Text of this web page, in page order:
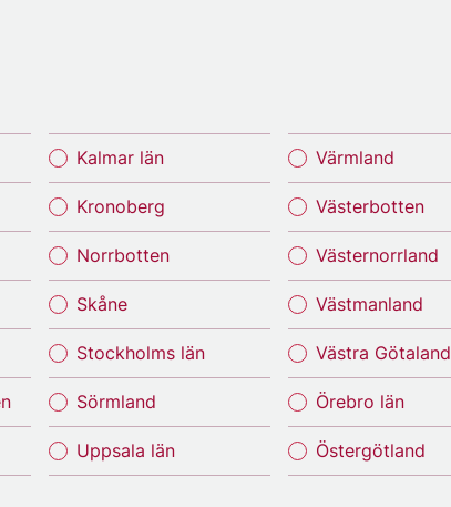
Kalmar län
Kronoberg
Norrbotten
Skåne
Stockholms län
Sörmland
Uppsala län
Värmland
Västerbotten
Västernorrland
Västmanland
Västra Götaland
Örebro län
Östergötland